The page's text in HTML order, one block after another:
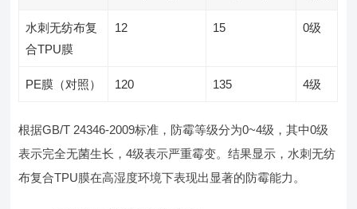
水刺无纺布复
合TPU膜
12 15 0级
PE膜（对照） 120 135 4级
根据GB/T 24346-2009标准，防霉等级分为0~4级，其中0级
表示完全无菌生长，4级表示严重霉变。结果显示，水刺无纺
布复合TPU膜在高湿度环境下表现出显著的防霉能力。